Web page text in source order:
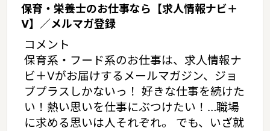
保育・栄養士のお仕事なら【求人情報ナビ＋
V】／メルマガ登録
コメント
保育系・フード系のお仕事は、求人情報ナ
ビ＋Vがお届けするメールマガジン、ジョ
ブプラスしかないっ！ 好きな仕事を続けた
い！熱い思いを仕事にぶつけたい！…職場
に求める思いは人それぞれ。 でも、いざ就